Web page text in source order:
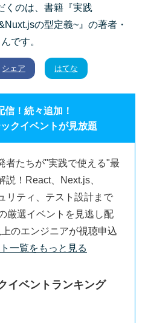
くのは、書籍『実践
の型定義~』の著者・
です。
シェア はてな
信！続々追加！
クイベントが見放題
者たちが"実践で使える"最
！React、Next.js、
リティ、テスト設計まで
厳選イベントを見逃し配
のエンジニアが視聴申込
一覧をもっと見る
イベントランキング